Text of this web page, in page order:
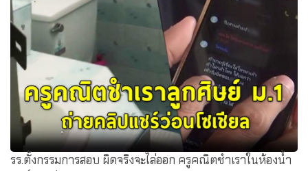
รร.ตั้งกรรมการสอบ ผิดจริงจะไล่ออก ครูคณิตชำเราในห้องน้ำ